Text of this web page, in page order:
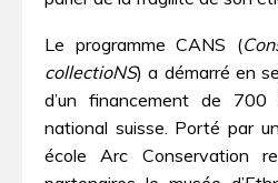
Le programme CANS (
collectioNS) a démarré en
d’un financement de
national suisse. Porté par
école Arc Conservation